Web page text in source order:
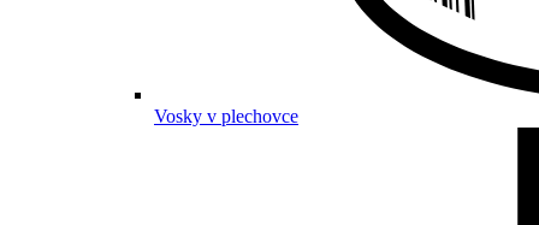
Vosky v plechovce